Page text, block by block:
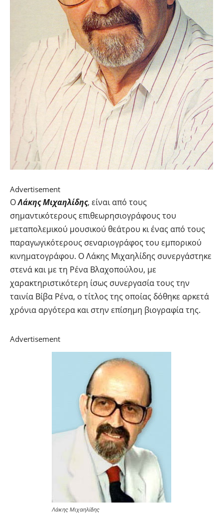
Advertisement
ΟΛάκης Μιχαηλίδης, είναι από τους
σημαντικότερους επιθεωρησιογράφους του
μεταπολεμικού μουσικού θεάτρου κι ένας από τους
παραγωγικότερους σεναριογράφος του εμπορικού
κινηματογράφου. Ο Λάκης Μιχαηλίδης συνεργάστηκε
στενά και με τη Ρένα Βλαχοπούλου, με
χαρακτηριστικότερη ίσως συνεργασία τους την
ταινία Βίβα Ρένα, ο τίτλος της οποίας δόθηκε αρκετά
χρόνια αργότερα και στην επίσημη βιογραφία της.
Advertisement
Λάκης Μιχαηλίδης